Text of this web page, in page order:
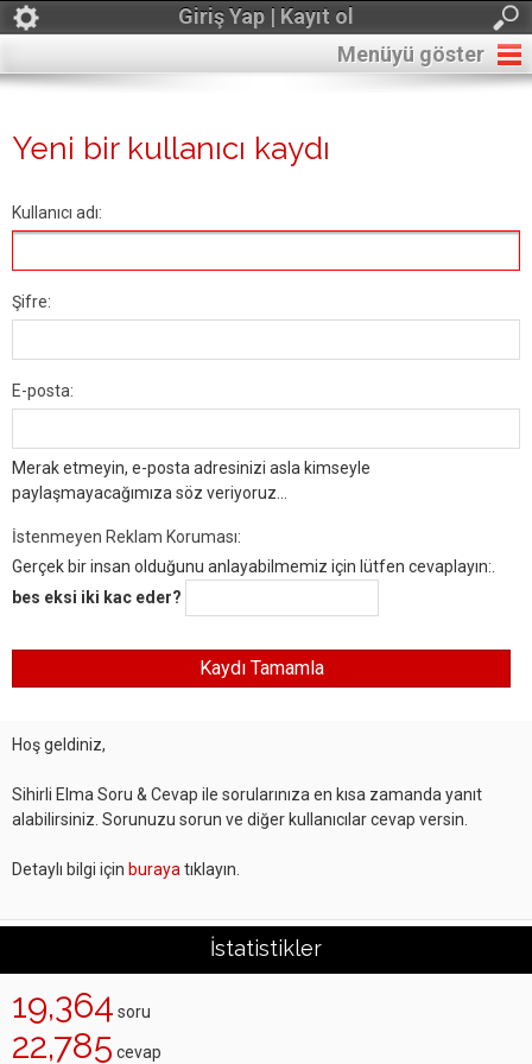
Giriş Yap | Kayıt ol
Menüyü göster
Yeni bir kullanıcı kaydı
Kullanıcı adı:
Şifre:
E-posta:
Merak etmeyin, e-posta adresinizi asla kimseyle
paylaşmayacağımıza söz veriyoruz...
İstenmeyen Reklam Koruması:
Gerçek bir insan olduğunu anlayabilmemiz için lütfen cevaplayın:.
bes eksi iki kac eder?
Hoş geldiniz,
Sihirli Elma Soru & Cevap ile sorularınıza en kısa zamanda yanıt
alabilirsiniz. Sorunuzu sorun ve diğer kullanıcılar cevap versin.
Detaylı bilgi için buraya tıklayın.
İstatistikler
19,364 soru
22,785 cevap